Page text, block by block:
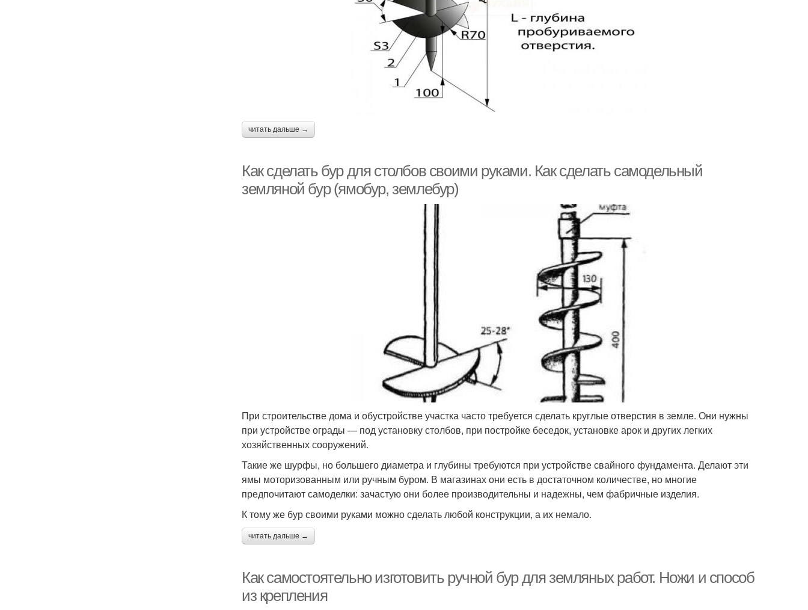
читать дальше →
Как сделать бур для столбов своими руками. Как сделать самодельный
земляной бур (ямобур, землебур)
При строительстве дома и обустройстве участка часто требуется сделать круглые отверстия в земле. Они нужны
при устройстве ограды — под установку столбов, при постройке беседок, установке арок и других легких
хозяйственных сооружений.
Такие же шурфы, но большего диаметра и глубины требуются при устройстве свайного фундамента. Делают эти
ямы моторизованным или ручным буром. В магазинах они есть в достаточном количестве, но многие
предпочитают самоделки: зачастую они более производительны и надежны, чем фабричные изделия.
К тому же бур своими руками можно сделать любой конструкции, а их немало.
читать дальше →
Как самостоятельно изготовить ручной бур для земляных работ. Ножи и способ
из крепления